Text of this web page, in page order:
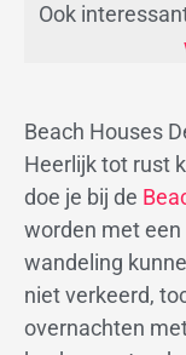
Ook
Beach Houses
Heerlijk tot rust
doe je bij de
worden met een
wandeling
niet verkeerd,
overnachten